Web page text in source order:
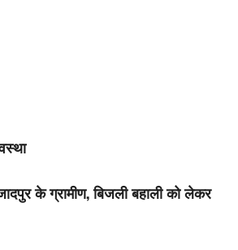
के ग्रामीण, बिजली बहाली को लेकर